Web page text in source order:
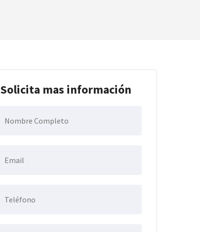
Solicita mas información